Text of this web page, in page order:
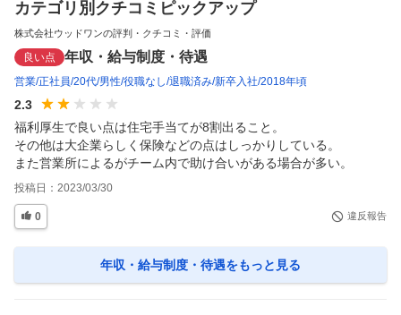
カテゴリ別クチコミピックアップ
株式会社ウッドワンの評判・クチコミ・評価
良い点 年収・給与制度・待遇
営業 正社員 20代 男性 役職なし 退職済み 新卒入社 2018年頃
2.3
福利厚生で良い点は住宅手当てが8割出ること。
その他は大企業らしく保険などの点はしっかりしている。
また営業所によるがチーム内で助け合いがある場合が多い。
投稿日： 2023/03/30
0 違反報告
年収・給与制度・待遇をもっと見る